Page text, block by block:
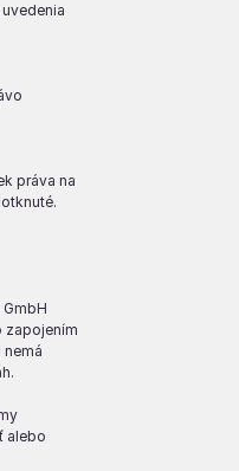
práva na
zapojením
alebo